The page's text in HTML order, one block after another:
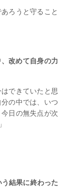
ろうと守ること
改めて自身の力
できていたと思
の中では、いつ
日の無失点が次
結果に終わった